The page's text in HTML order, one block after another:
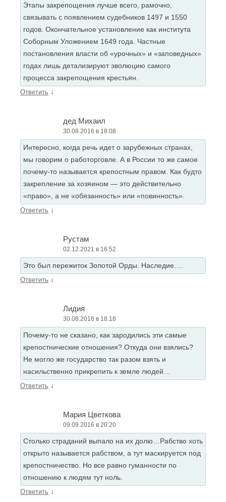
Этапы закрепощения лучше всего, рамочно,
связывать с появлением судебников 1497 и 1550
годов. Окончательное установление как института
Соборным Уложением 1649 года. Частные
постановления власти об «урочных» и «заповедных»
годах лишь детализируют эволюцию самого
процесса закрепощения крестьян.
Ответить ↓
дед Михаил
30.08.2016 в 18:08
Интересно, когда речь идет о зарубежных странах,
мы говорим о работорговле. А в России то же самое
почему-то называется крепостным правом. Как будто
закрепление за хозяином — это действительно
«право», а не «обязанность» или «повинность».
Ответить ↓
Рустам
02.12.2021 в 16:52
Это был пережиток Золотой Орды. Наследие….
Ответить ↓
Лидия
30.08.2016 в 18:18
Почему-то не сказано, как зародились эти самые
крепостнические отношения? Откуда они взялись?
Не могло же государство так разом взять и
насильственно прикрепить к земле людей…
Ответить ↓
Мария Цветкова
09.09.2016 в 20:20
Столько страданий выпало на их долю…Рабство хоть
открыто называется рабством, а тут маскируется под
крепостничество. Но все равно гуманности по
отношению к людям тут ноль.
Ответить ↓